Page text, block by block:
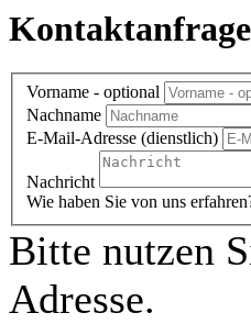
Kontaktanfrage
Vorname - optional
Nachname
E-Mail-Adresse (dienstlich)
Nachricht
Wie haben Sie von uns
Bitte nutzen
Adresse.